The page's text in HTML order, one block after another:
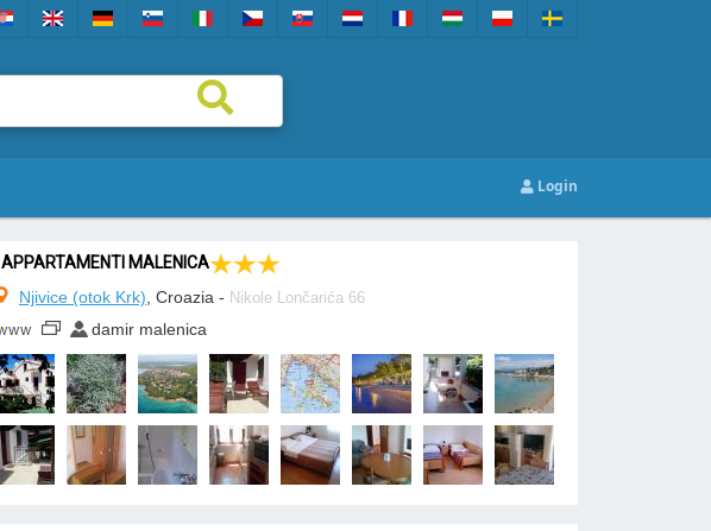
Login
APPARTAMENTI MALENICA
Njivice (otok Krk) , Croazia - Nikole Lončarića 66
damir malenica